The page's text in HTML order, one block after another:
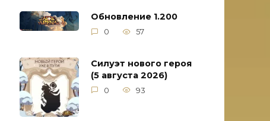
Обновление 1.200
0 57
Силуэт нового героя
(5 августа 2026)
0 93